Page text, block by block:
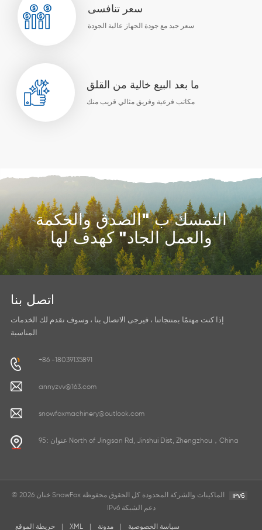
سعر تنافسى
سعر جيد مع جودة الجهاز عالية الجودة
ما بعد البيع خالية من القلق
مكاتب فرعية وفريق مثالي قريب منك
التمسك ب "الصدق والحكمة
والعمل الجاد" كهدف لها
اتصل بنا
إذا كنت مهتمًا بمنتجاتنا ، فيرجى الاتصال بنا ، وسوف نقدم لك الخدمات
المناسبة
+86 -18039135891
annyzvv@163.com
snowfoxmachinery@outlook.com
عنوان : 95 North of Jingsan Rd, Jinshui Dist, Zhengzhou，China
IPv6 دعم الشبكة
خريطة الموقع XML مدونة سياسة الخصوصية